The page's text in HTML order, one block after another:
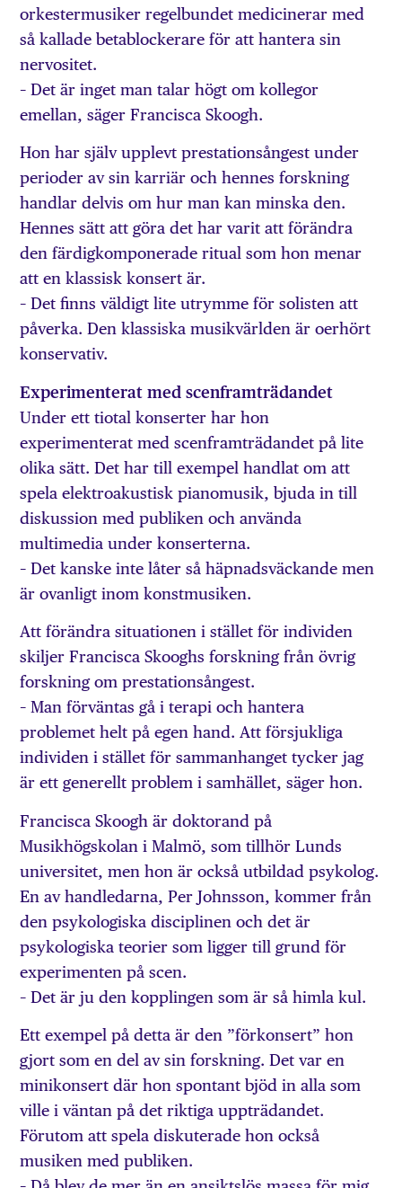
orkestermusiker regelbundet medicinerar med
så kallade betablockerare för att hantera sin
nervositet.
– Det är inget man talar högt om kollegor
emellan, säger Francisca Skoogh.
Hon har själv upplevt prestationsångest under
perioder av sin karriär och hennes forskning
handlar delvis om hur man kan minska den.
Hennes sätt att göra det har varit att förändra
den färdigkomponerade ritual som hon menar
att en klassisk konsert är.
– Det finns väldigt lite utrymme för solisten att
påverka. Den klassiska musikvärlden är oerhört
konservativ.
Experimenterat med scenframträdandet
Under ett tiotal konserter har hon
experimenterat med scenframträdandet på lite
olika sätt. Det har till exempel handlat om att
spela elektroakustisk pianomusik, bjuda in till
diskussion med publiken och använda
multimedia under konserterna.
– Det kanske inte låter så häpnadsväckande men
är ovanligt inom konstmusiken.
Att förändra situationen i stället för individen
skiljer Francisca Skooghs forskning från övrig
forskning om prestationsångest.
– Man förväntas gå i terapi och hantera
problemet helt på egen hand. Att försjukliga
individen i stället för sammanhanget tycker jag
är ett generellt problem i samhället, säger hon.
Francisca Skoogh är doktorand på
Musikhögskolan i Malmö, som tillhör Lunds
universitet, men hon är också utbildad psykolog.
En av hand­ledarna, Per Johnsson, kommer från
den psykologiska disciplinen och det är
psykologiska teorier som ligger till grund för
experimenten på scen.
– Det är ju den kopplingen som är så himla kul.
Ett exempel på detta är den ”förkonsert” hon
gjort som en del av sin forskning. Det var en
minikonsert där hon spontant bjöd in alla som
ville i väntan på det riktiga uppträdandet.
Förutom att spela diskuterade hon också
musiken med publiken.